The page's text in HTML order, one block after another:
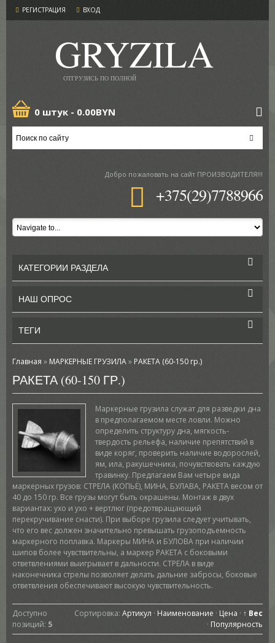
РЕГИСТРАЦИЯ ВХОД
GRYZILA
ОТГРУЗИСЬ ПО ПОЛНОЙ
0 штук - 0.00BYN
Добро пожаловать на сайт ПРОИЗВОДИТЕЛЯ!!!
+375(29)7788966
КАТЕГОРИИ РАЗДЕЛА
НАШ ОПРОС
ТЕГИ
Главная » МАРКЕРНЫЕ ГРУЗИЛА » РАКЕТА (60-150 гр.)
РАКЕТА (60-150 ГР.)
Маркерные грузила служат для разведки дна
в предполагаемом месте ловли. Можно
определить структуру дна, мягкость-
твердость рельефа, наличие препятствий в
виде коряг, проверить наличие водорослей,
ям, ила, ракушечника, почувствовать каждую
травинку. Предлагаем Вам четыре вида
маркерных грузов: СТРЕЛА (КОПЬЁ), МИНА, БУЛАВА, РАКЕТА весом от
40 до 150 гр. Все грузы могут быть окрашены. Монтаж в двух
вариантах: ухо и ухо + вертлюг (предотвращающий
перекручивание снасти). При выборе грузила следует учитывать,
что его вес должен значительно превышать грузоподъемность
маркерного поплавка. Маркеры МИНА и БУЛОВА при наличии
шипов более чувствительны, а маркер РАКЕТА с боковыми
ответвлениями выигрывает в дальности. СТРЕЛА в виде
наконечника стрелы позволяет делать дальние забросы, боковые
ответвления обеспечивают высокую чувствительность.
Доступно
позиций: 5
Сортировка: Артикул · Наименование · Цена · ↑ Вес
· Популярность